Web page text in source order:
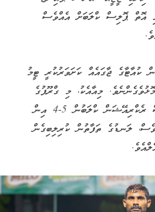
އޮތް ޕޮލިސް ކްލަބަށް އެއްވެސް
ކުއާޓާގެ ޖާގައެއް ކަށަވަރުކުރީ ޓީމު
8-3 އިން މޮޅުވެގެންނެވެ. މިއާއެކު، މި ގްރޫޕުގެ
އަނެއް މެޗުގައި ކަސްޓަމްސް ރެކްރިއޭޝަން ކްލަބުން 5-4 އިން
ލަނޑުގެ ތަފާތުން ކުރިލިބިގެން